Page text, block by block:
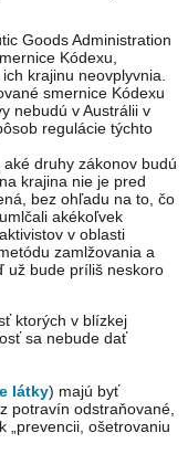
Goods Administration
Kódexu,
krajinu neovplyvnia.
smernice Kódexu
nebudú v Austrálii v
regulácie týchto
druhy zákonov budú
krajina nie je pred
bez ohľadu na to, čo
akékoľvek
v oblasti
zamlžovania a
už bude príliš neskoro
ktorých v blízkej
sa nebude dať
látky) majú byť
potravín odstraňované,
„prevencii, ošetrovaniu